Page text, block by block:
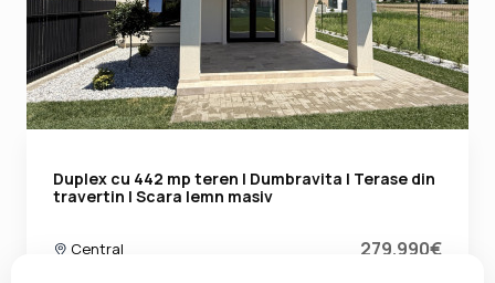
Duplex cu 442 mp teren | Dumbravita | Terase din
travertin | Scara lemn masiv
Central 279.990€